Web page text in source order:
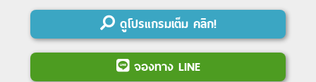
Rocks)ㆍล่องเรือชมอ่าวซิดนีย์ (Sydney
Harbour Cruise)ㆍอุทยานแห่งชาติบลูเมาท์
เท่นส์ (Blue Mountains National Park)ㆍ
SCENIC WORLD (Scenic World)ㆍเขาสาม
ดูโปรแกรมเต็ม คลิก!
จองทาง LINE